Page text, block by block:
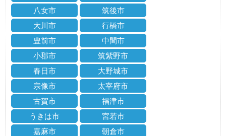
八女市
筑後市
大川市
行橋市
豊前市
中間市
小郡市
筑紫野市
春日市
大野城市
宗像市
太宰府市
古賀市
福津市
うきは市
宮若市
嘉麻市
朝倉市